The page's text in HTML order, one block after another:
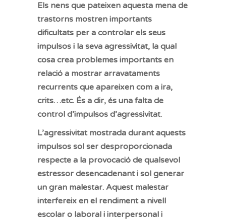
Els nens que pateixen aquesta mena de
trastorns mostren importants
dificultats per a controlar els seus
impulsos i la seva agressivitat, la qual
cosa crea problemes importants en
relació a mostrar arravataments
recurrents que apareixen com a ira,
crits…etc. És a dir, és una falta de
control d’impulsos d’agressivitat.
L’agressivitat mostrada durant aquests
impulsos sol ser desproporcionada
respecte a la provocació de qualsevol
estressor desencadenant i sol generar
un gran malestar. Aquest malestar
interfereix en el rendiment a nivell
escolar o laboral i interpersonal i